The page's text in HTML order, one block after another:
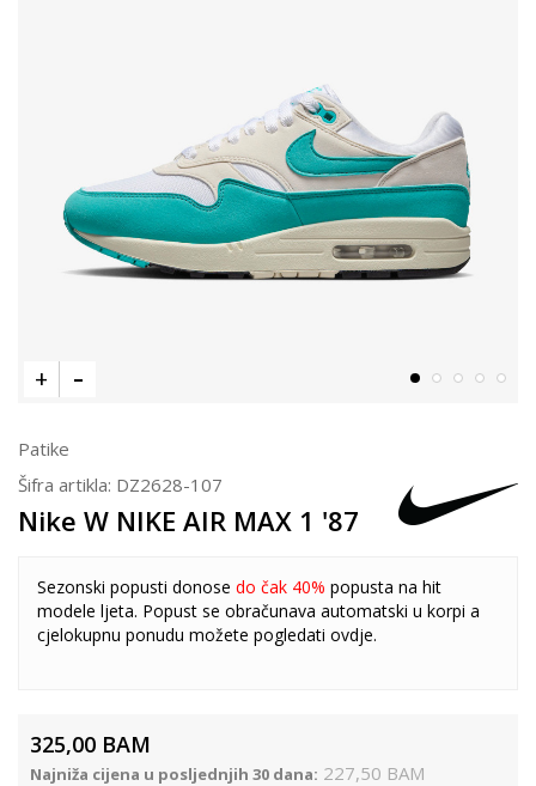
Patike
Šifra artikla: DZ2628-107
Nike W NIKE AIR MAX 1 '87
Sezonski popusti donose do čak 40% popusta na hit
modele ljeta. Popust se obračunava automatski u korpi a
cjelokupnu ponudu možete pogledati ovdje.
325,00 BAM
Najniža cijena u posljednjih 30 dana: 227,50 BAM